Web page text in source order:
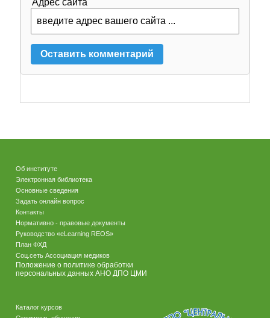
Адрес сайта
Об институте
Электронная библиотека
Основные сведения
Задать онлайн вопрос
Контакты
Нормативно - правовые документы
Руководство «eLearning REOS»
План ФХД
Соц.сеть Ассоциация медиков
Положение о политике обработки
персональных данных АНО ДПО ЦМИ
Каталог курсов